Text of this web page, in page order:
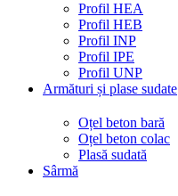
Profil HEA
Profil HEB
Profil INP
Profil IPE
Profil UNP
Armături și plase sudate
Oțel beton bară
Oțel beton colac
Plasă sudată
Sârmă